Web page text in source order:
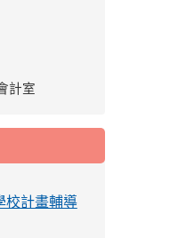
計室
校計畫輔導